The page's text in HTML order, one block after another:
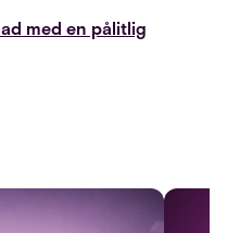
med en pålitlig